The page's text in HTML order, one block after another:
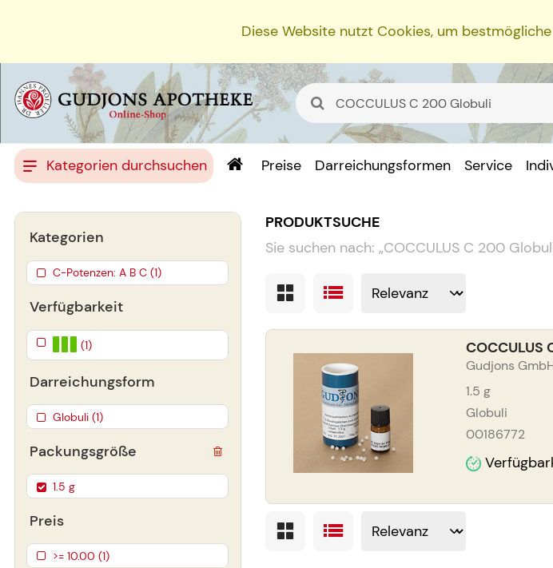
Diese Website nutzt Cookies, um
Kategorien durchsuchen Preise Darreichungsformen Service
PRODUKTSUCHE
Sie suchen nach: „COCCULUS C 200
Gudjons
1.5 g
Globuli
00186772
Verfügbarkeit
(1)
Darreichungsform
Globuli (1)
Packungsgröße
1.5 g
Preis
>= 10.00 (1)
Kategorien
C-Potenzen: A B C (1)